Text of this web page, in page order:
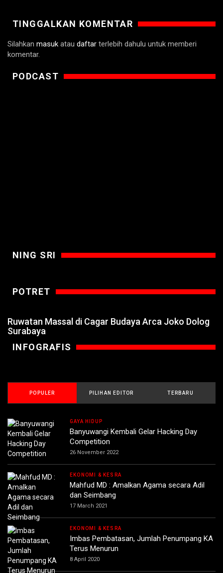
TINGGALKAN KOMENTAR
Silahkan masuk atau daftar terlebih dahulu untuk memberi
komentar.
PODCAST
NING SRI
POTRET
Ruwatan Massal di Cagar Budaya Arca Joko Dolog
Surabaya
INFOGRAFIS
POPULER PILIHAN EDITOR TERBARU
GAYA HIDUP
Banyuwangi Kembali Gelar Hacking Day
Competition
26 November 2022
EKONOMI & KESRA
Mahfud MD : Amalkan Agama secara Adil
dan Seimbang
17 March 2021
EKONOMI & KESRA
Imbas Pembatasan, Jumlah Penumpang KA
Terus Menurun
8 April 2020